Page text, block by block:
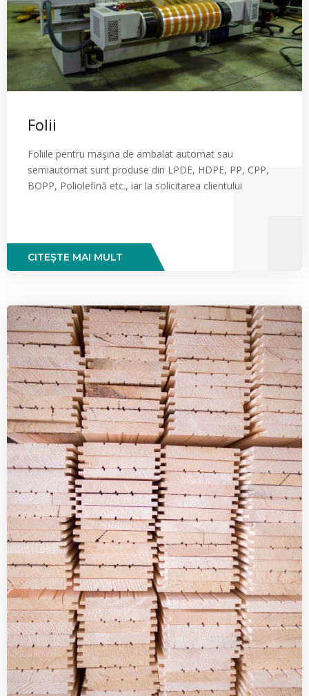
Folii
Foliile pentru maşina de ambalat automat sau
semiautomat sunt produse din LPDE, HDPE, PP, CPP,
BOPP, Poliolefină etc., iar la solicitarea clientului
CITEȘTE MAI MULT